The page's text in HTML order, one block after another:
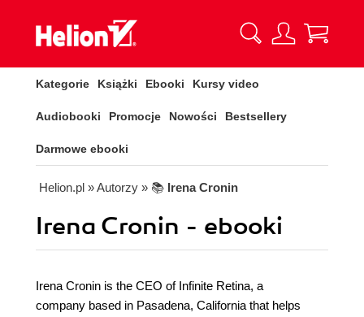
Kategorie Książki Ebooki Kursy video
Audiobooki Promocje Nowości Bestsellery
Darmowe ebooki
Helion.pl » Autorzy » 📚 Irena Cronin
Irena Cronin - ebooki
Irena Cronin is the CEO of Infinite Retina, a
company based in Pasadena, California that helps